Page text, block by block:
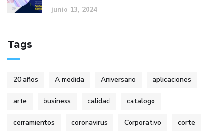
junio 13, 2024
Tags
20 años A medida Aniversario aplicaciones
arte business calidad catalogo
cerramientos coronavirus Corporativo corte